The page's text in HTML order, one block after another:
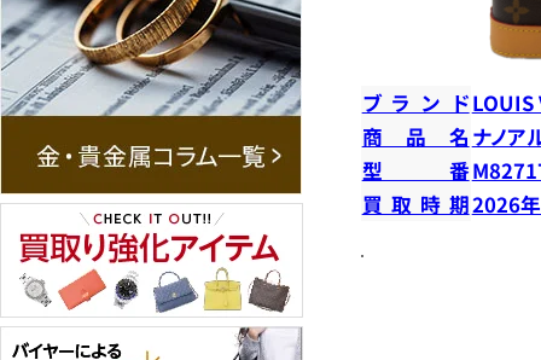
ブランドLOUIS
商品名 ナノア
型番
買取時期2026